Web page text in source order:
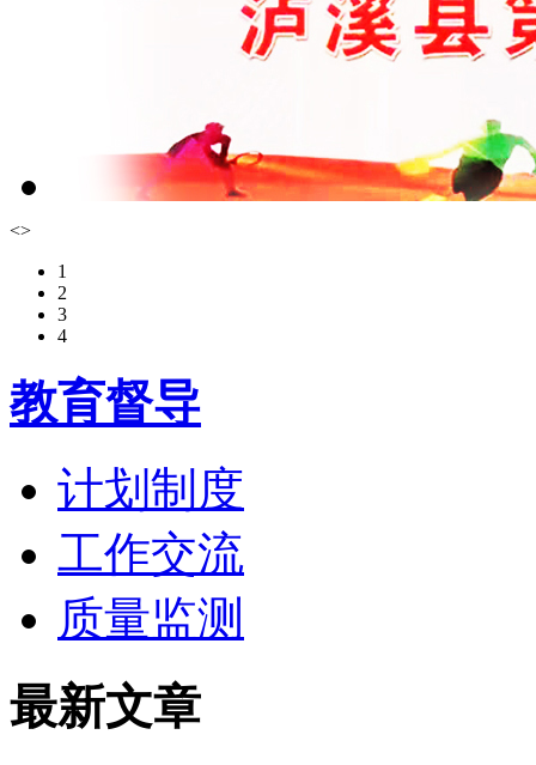
<>
1
2
3
4
教育督导
计划制度
工作交流
质量监测
最新文章